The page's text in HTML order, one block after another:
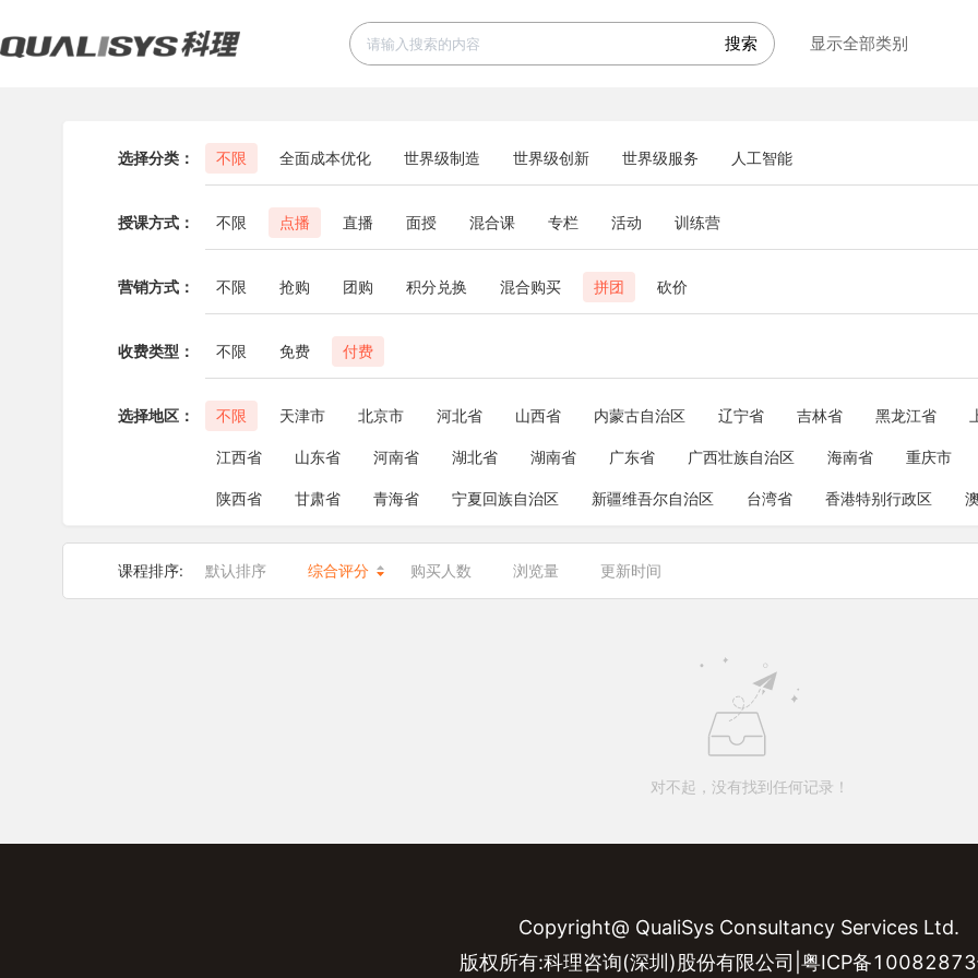
显示全部类别
选择分类： 不限 全面成本优化 世界级制造 世界级创新 世界级服务 人工智能
授课方式： 不限 点播 直播 面授 混合课 专栏 活动 训练营
营销方式： 不限 抢购 团购 积分兑换 混合购买 拼团 砍价
收费类型： 不限 免费 付费
选择地区： 不限 天津市 北京市 河北省 山西省 内蒙古自治区 辽宁省 吉林省 黑龙江省
江西省 山东省 河南省 湖北省 湖南省 广东省 广西壮族自治区 海南省 重庆市
陕西省 甘肃省 青海省 宁夏回族自治区 新疆维吾尔自治区 台湾省 香港特别行政区
课程排序: 默认排序 综合评分 购买人数 浏览量 更新时间
对不起，没有找到任何记录！
Copyright@ QualiSys Consultancy Services Ltd.
版权所有:科理咨询(深圳)股份有限公司|粤ICP备